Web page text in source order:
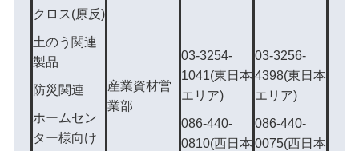
クロス(原反)
土のう関連
製品
防災関連
ホームセン
ター様向け
産業資材営
業部
03-3254-
1041(東日本
エリア)
086-440-
0810(西日本
03-3256-
4398(東日本
エリア)
086-440-
0075(西日本